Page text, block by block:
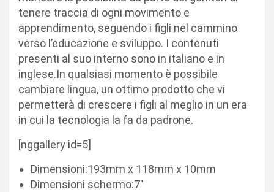
tenere traccia di ogni movimento e
apprendimento, seguendo i figli nel cammino
verso l’educazione e sviluppo. I contenuti
presenti al suo interno sono in italiano e in
inglese.In qualsiasi momento è possibile
cambiare lingua, un ottimo prodotto che vi
permetterà di crescere i figli al meglio in un era
in cui la tecnologia la fa da padrone.
[nggallery id=5]
Dimensioni:193mm x 118mm x 10mm
Dimensioni schermo:7″